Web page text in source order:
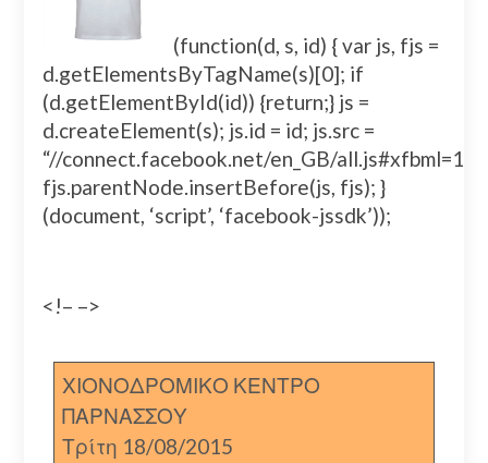
(function(d, s, id) { var js, fjs =
d.getElementsByTagName(s)[0]; if
(d.getElementById(id)) {return;} js =
d.createElement(s); js.id = id; js.src =
“//connect.facebook.net/en_GB/
fjs.parentNode.insertBefore(js, fjs); }
(document, ‘script’, ‘facebook-jssdk’));
<!– –>
ΧΙΟΝΟΔΡΟΜΙΚΟ ΚΕΝΤΡΟ
ΠΑΡΝΑΣΣΟΥ
Τρίτη 18/08/2015